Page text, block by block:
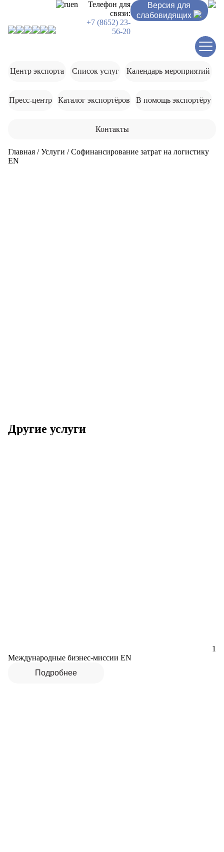
ruen
Телефон для
связи:
+7 (8652) 23-
56-20
Версия для
слабовидящих
Центр экспорта Список услуг Календарь мероприятий
Пресс-центр Каталог экспортёров В помощь экспортёру
Контакты
Главная /Услуги /Софинансирование затрат на логистику
EN
Другие услуги
1
Международные бизнес-миссии EN
Подробнее